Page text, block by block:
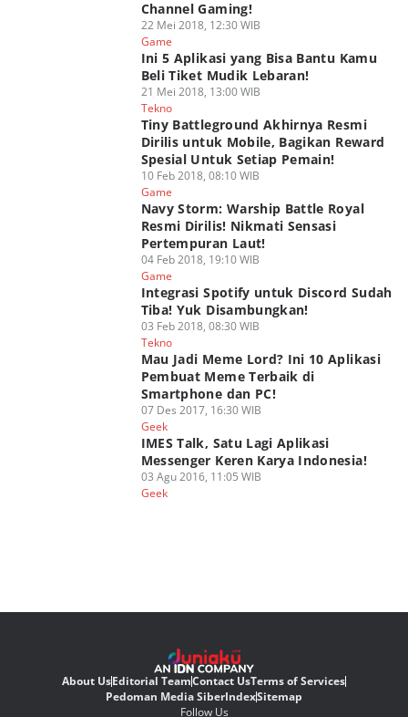
Channel Gaming!
22 Mei 2018, 12:30 WIB
Game
Ini 5 Aplikasi yang Bisa Bantu Kamu
Beli Tiket Mudik Lebaran!
21 Mei 2018, 13:00 WIB
Tekno
Tiny Battleground Akhirnya Resmi
Dirilis untuk Mobile, Bagikan Reward
Spesial Untuk Setiap Pemain!
10 Feb 2018, 08:10 WIB
Game
Navy Storm: Warship Battle Royal
Resmi Dirilis! Nikmati Sensasi
Pertempuran Laut!
04 Feb 2018, 19:10 WIB
Game
Integrasi Spotify untuk Discord Sudah
Tiba! Yuk Disambungkan!
03 Feb 2018, 08:30 WIB
Tekno
Mau Jadi Meme Lord? Ini 10 Aplikasi
Pembuat Meme Terbaik di
Smartphone dan PC!
07 Des 2017, 16:30 WIB
Geek
IMES Talk, Satu Lagi Aplikasi
Messenger Keren Karya Indonesia!
03 Agu 2016, 11:05 WIB
Geek
About UsEditorial TeamContact UsTerms of Services
Pedoman Media SiberIndexSitemap
Follow Us